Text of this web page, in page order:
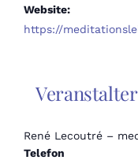
Website:
https://
Veranstalter
René Lecoutré –
Telefon